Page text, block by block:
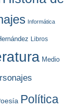
Informática
Libros
Medio
Política